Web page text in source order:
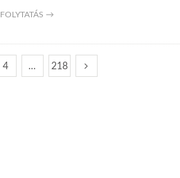
FOLYTATÁS →
4 … 218